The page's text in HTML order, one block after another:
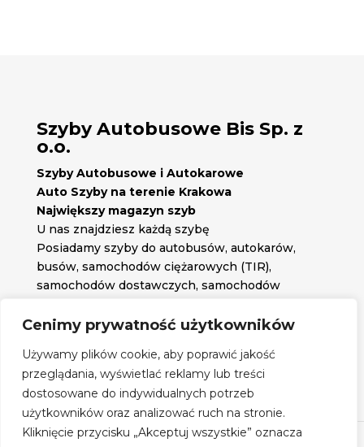
Cenimy prywatność użytkowników
Używamy plików cookie, aby poprawić jakość
przeglądania, wyświetlać reklamy lub treści
dostosowane do indywidualnych potrzeb
użytkowników oraz analizować ruch na stronie.
Kliknięcie przycisku „Akceptuj wszystkie” oznacza
Szyby Autobusowe Bis Sp. z
o.o.
Szyby Autobusowe i Autokarowe
Auto Szyby na terenie Krakowa
Największy magazyn szyb
U nas znajdziesz każdą szybę
Posiadamy szyby do autobusów, autokarów,
busów, samochodów ciężarowych (TIR),
samochodów dostawczych, samochodów
potrzebujesz.
Znajdź nas na: 
Obserwuj nas na:
Regulamin zakupów